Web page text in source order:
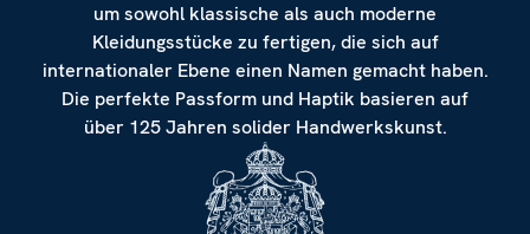
um sowohl klassische als auch moderne
Kleidungsstücke zu fertigen, die sich auf
internationaler Ebene einen Namen gemacht haben.
Die perfekte Passform und Haptik basieren auf
über 125 Jahren solider Handwerkskunst.